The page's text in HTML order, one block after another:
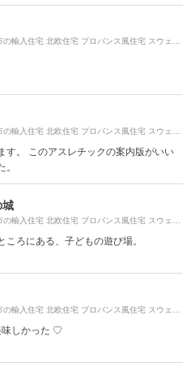
す。 このアスレチックの案内版がいい
ろにある、子どもの遊び場。
味しかった ♡